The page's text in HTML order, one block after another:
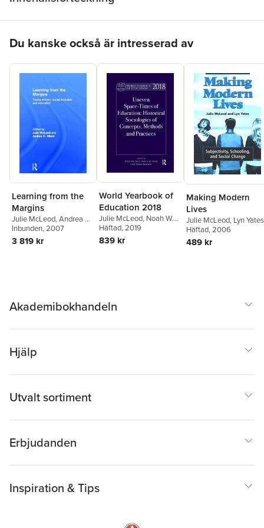
Du kanske också är intresserad av
Learning from the
Margins
Julie McLeod,Andrea C
Allard
Inbunden, 2007
3 819 kr
World Yearbook of
Education 2018
Julie McLeod, Noah W.
Sobe,Terri Seddon
Häftad, 2019
839 kr
Making Modern
Lives
Julie McLeod, Lyn Yates
Häftad, 2006
489 kr
Akademibokhandeln
Hjälp
Utvalt sortiment
Erbjudanden
Inspiration & Tips